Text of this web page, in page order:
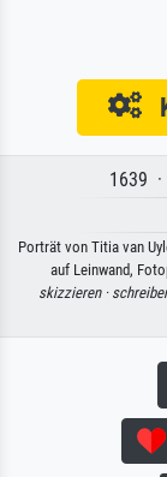
1639
Porträt von Titia van
auf Leinwand,
skizzieren ·